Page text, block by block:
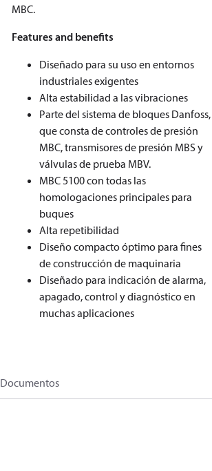
MBC.
Features and benefits
Diseñado para su uso en entornos
industriales exigentes
Alta estabilidad a las vibraciones
Parte del sistema de bloques Danfoss,
que consta de controles de presión
MBC, transmisores de presión MBS y
válvulas de prueba MBV.
MBC 5100 con todas las
homologaciones principales para
buques
Alta repetibilidad
Diseño compacto óptimo para fines
de construcción de maquinaria
Diseñado para indicación de alarma,
apagado, control y diagnóstico en
muchas aplicaciones
Documentos